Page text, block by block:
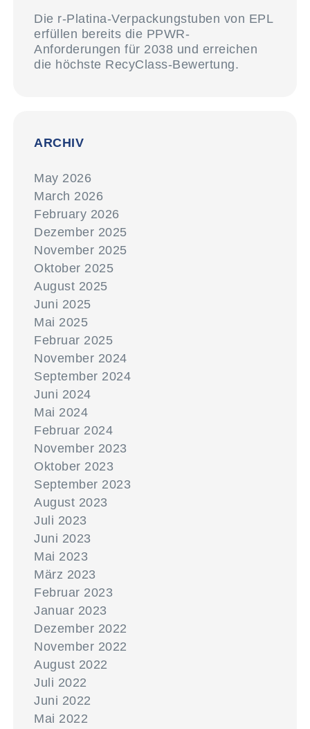
Die r-Platina-Verpackungstuben von EPL
erfüllen bereits die PPWR-
Anforderungen für 2038 und erreichen
die höchste RecyClass-Bewertung.
ARCHIV
May 2026
March 2026
February 2026
Dezember 2025
November 2025
Oktober 2025
August 2025
Juni 2025
Mai 2025
Februar 2025
November 2024
September 2024
Juni 2024
Mai 2024
Februar 2024
November 2023
Oktober 2023
September 2023
August 2023
Juli 2023
Juni 2023
Mai 2023
März 2023
Februar 2023
Januar 2023
Dezember 2022
November 2022
August 2022
Juli 2022
Juni 2022
Mai 2022